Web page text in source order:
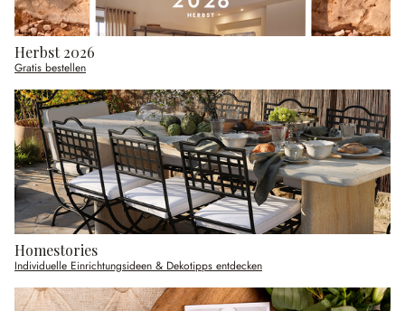
Herbst 2026
Gratis bestellen
Homestories
Individuelle Einrichtungsideen & Dekotipps entdecken